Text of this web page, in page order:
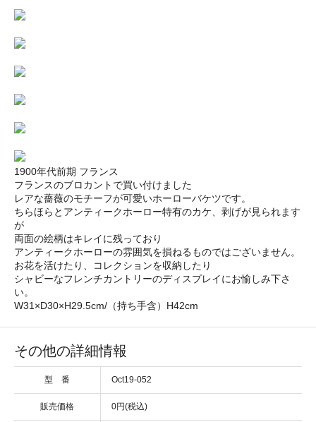
1900年代前期 フランス
フランスのブロカントで買い付けました
レアな薔薇のモチーフが可愛いホーローバケツです。
ちらほらとアンティークホーロー特有のカケ、剥げが見られます
が
両面の絵柄はキレイに残っており
アンティークホーローの雰囲気を損ねるものではございません。
お花を活けたり、コレクションを収納したり
シャビーなフレンチカントリーのディスプレイにお愉しみ下さ
い。
W31×D30×H29.5cm/（持ち手含）H42cm
その他の詳細情報
型 番 Oct19-052
販売価格 0円(税込)